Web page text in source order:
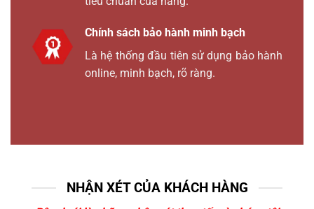
Chính sách bảo hành minh bạch
Là hệ thống đầu tiên sử dụng bảo hành
online, minh bạch, rõ ràng.
NHẬN XÉT CỦA KHÁCH HÀNG